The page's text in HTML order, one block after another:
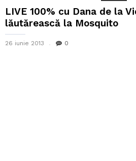
LIVE 100% cu Dana de la
lăutărească la Mosquito
26 iunie 2013 0